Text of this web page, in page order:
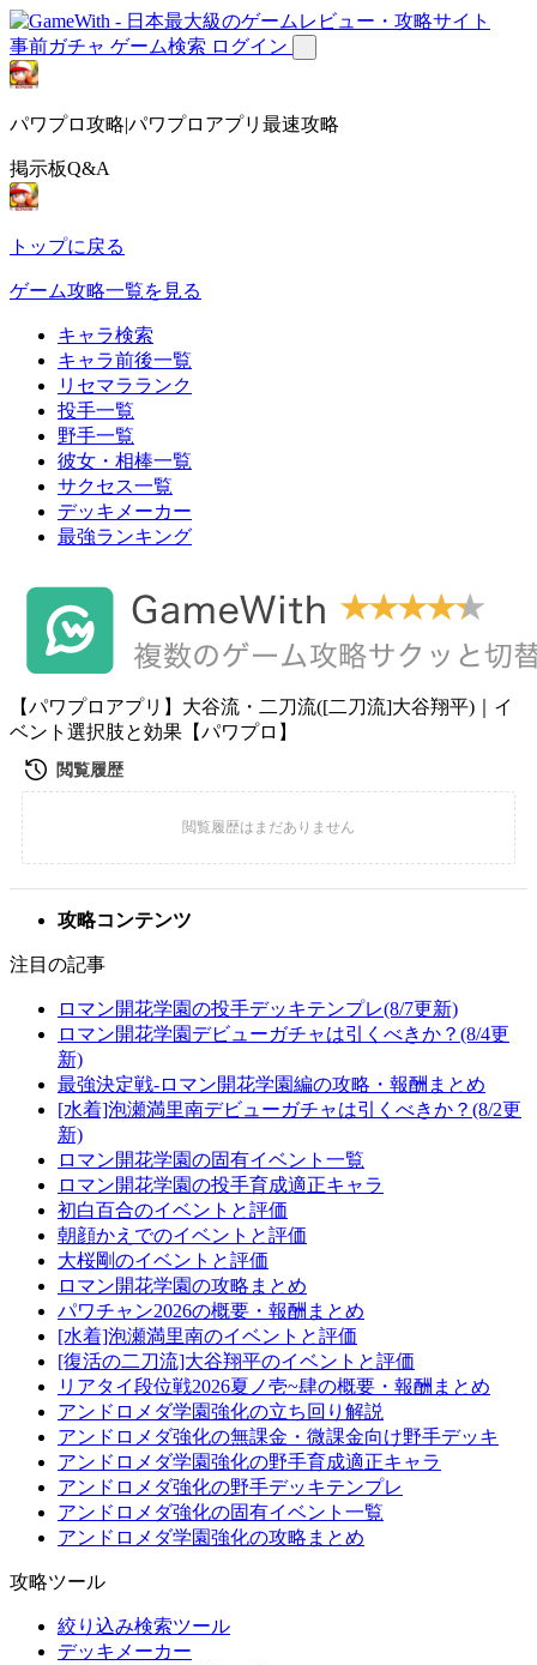
事前ガチャ ゲーム検索 ログイン
パワプロ攻略|パワプロアプリ最速攻略
掲示板Q&A
トップに戻る
ゲーム攻略一覧を見る
キャラ検索
キャラ前後一覧
リセマラランク
投手一覧
野手一覧
彼女・相棒一覧
サクセス一覧
デッキメーカー
最強ランキング
【パワプロアプリ】大谷流・二刀流([二刀流]大谷翔平)｜イ
ベント選択肢と効果【パワプロ】
攻略コンテンツ
注目の記事
ロマン開花学園の投手デッキテンプレ(8/7更新)
ロマン開花学園デビューガチャは引くべきか？(8/4更
新)
最強決定戦-ロマン開花学園編の攻略・報酬まとめ
[水着]泡瀬満里南デビューガチャは引くべきか？(8/2更
新)
ロマン開花学園の固有イベント一覧
ロマン開花学園の投手育成適正キャラ
初白百合のイベントと評価
朝顔かえでのイベントと評価
大桜剛のイベントと評価
ロマン開花学園の攻略まとめ
パワチャン2026の概要・報酬まとめ
[水着]泡瀬満里南のイベントと評価
[復活の二刀流]大谷翔平のイベントと評価
リアタイ段位戦2026夏ノ壱~肆の概要・報酬まとめ
アンドロメダ学園強化の立ち回り解説
アンドロメダ強化の無課金・微課金向け野手デッキ
アンドロメダ学園強化の野手育成適正キャラ
アンドロメダ強化の野手デッキテンプレ
アンドロメダ強化の固有イベント一覧
アンドロメダ学園強化の攻略まとめ
攻略ツール
絞り込み検索ツール
デッキメーカー